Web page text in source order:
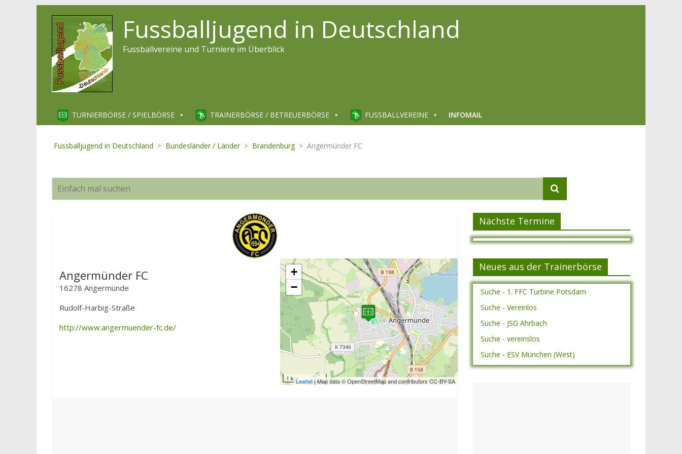
Fussballjugend in Deutschland
Fussballvereine und Turniere im Überblick
TURNIERBÖRSE / SPIELBÖRSE TRAINERBÖRSE / BETREUERBÖRSE FUSSBALLVEREINE INFOMAIL
Fussballjugend in Deutschland > Bundesländer / Länder > Brandenburg > Angermünder FC
+
−
1 kmLeaflet| Map data © OpenStreetMap and contributors CC-BY-SA
Angermünder FC
16278 Angermünde
Rudolf-Harbig-Straße
http://www.angermuender-fc.de/
Nächste Termine
Neues aus der Trainerbörse
Suche - 1. FFC Turbine Potsdam
Suche - Vereinlos
Suche - JSG Ahrbach
Suche - vereinslos
Suche - ESV München (West)